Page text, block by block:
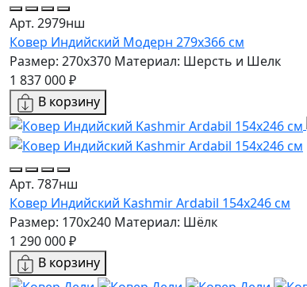
Арт. 2979нш
Ковер Индийский Модерн 279x366 см
Размер: 270x370 Материал: Шерсть и Шелк
1 837 000 ₽
В корзину
Арт. 787нш
Ковер Индийский Kashmir Ardabil 154x246 см
Размер: 170x240 Материал: Шёлк
1 290 000 ₽
В корзину